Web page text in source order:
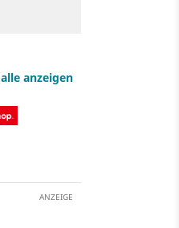
alle anzeigen
ANZEIGE